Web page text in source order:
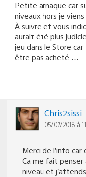
Petite arnaque car
niveaux hors je
À suivre et vous
aurait été plus
jeu dans le Store car
être pas acheté …
Chris2sissi
05/07/2018 à
Merci de l’info car
Ca me fait penser
niveau et